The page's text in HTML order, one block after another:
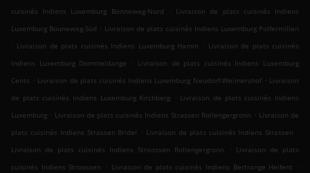
cuisinés Indiens Luxemburg Bonneweg-Nord
. Livraison de plats cuisinés Indiens
Luxemburg Bouneweg-Süd . Livraison de plats cuisinés Indiens Luxemburg Polfermillen
. Livraison de plats cuisinés Indiens Luxemburg Hamm . Livraison de plats cuisinés
Indiens Luxemburg Dommeldange
. Livraison de plats cuisinés Indiens Luxemburg
Cents . Livraison de plats cuisinés Indiens Luxemburg Neudorf-Weimershof . Livraison
de plats cuisinés Indiens Luxemburg Kirchberg . Livraison de plats cuisinés Indiens
Luxemburg . Livraison de plats cuisinés Indiens Strassen Rollengergronn . Livraison de
plats cuisinés Indiens Strassen Bridel . Livraison de plats cuisinés Indiens Strassen .
Livraison de plats cuisinés Indiens Stroossen Rollengergronn
. Livraison de plats
cuisinés Indiens Stroossen
. Livraison de plats cuisinés Indiens Bertrange Helfent
.